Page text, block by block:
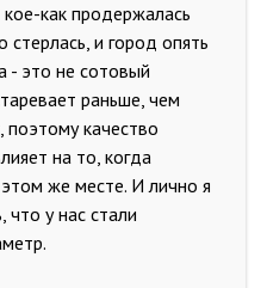
как продержалась
стерлась, и город опять
- это не сотовый
раньше, чем
поэтому качество
на то, когда
же месте. И лично я
что у нас стали